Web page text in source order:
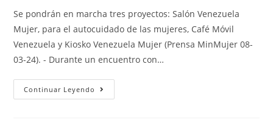
Se pondrán en marcha tres proyectos: Salón Venezuela
Mujer, para el autocuidado de las mujeres, Café Móvil
Venezuela y Kiosko Venezuela Mujer (Prensa MinMujer 08-
03-24). - Durante un encuentro con…
Continuar Leyendo